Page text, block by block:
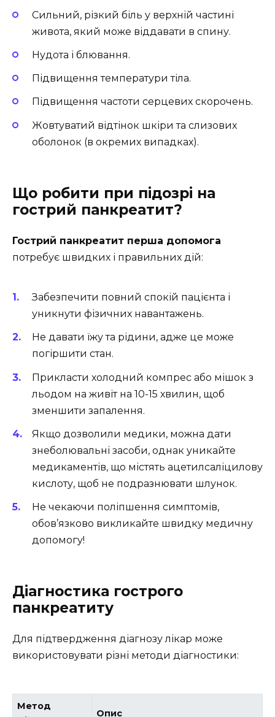
Сильний, різкий біль у верхній частині
живота, який може віддавати в спину.
Нудота і блювання.
Підвищення температури тіла.
Підвищення частоти серцевих скорочень.
Жовтуватий відтінок шкіри та слизових
оболонок (в окремих випадках).
Що робити при підозрі на
гострий панкреатит?
Гострий панкреатит перша допомога
потребує швидких і правильних дій:
Забезпечити повний спокій пацієнта і
уникнути фізичних навантажень.
Не давати їжу та рідини, адже це може
погіршити стан.
Прикласти холодний компрес або мішок з
льодом на живіт на 10-15 хвилин, щоб
зменшити запалення.
Якщо дозволили медики, можна дати
знеболювальні засоби, однак уникайте
медикаментів, що містять ацетилсаліцилову
кислоту, щоб не подразнювати шлунок.
Не чекаючи поліпшення симптомів,
обов’язково викликайте швидку медичну
допомогу!
Діагностика гострого
панкреатиту
Для підтвердження діагнозу лікар може
використовувати різні методи діагностики:
Метод
Опис